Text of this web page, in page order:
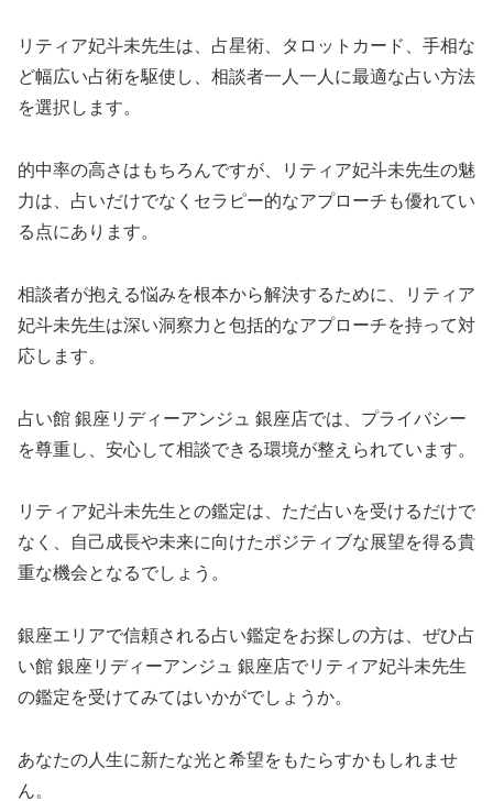
リティア妃斗未先生は、占星術、タロットカード、手相な
ど幅広い占術を駆使し、相談者一人一人に最適な占い方法
を選択します。
的中率の高さはもちろんですが、リティア妃斗未先生の魅
力は、占いだけでなくセラピー的なアプローチも優れてい
る点にあります。
相談者が抱える悩みを根本から解決するために、リティア
妃斗未先生は深い洞察力と包括的なアプローチを持って対
応します。
占い館 銀座リディーアンジュ 銀座店では、プライバシー
を尊重し、安心して相談できる環境が整えられています。
リティア妃斗未先生との鑑定は、ただ占いを受けるだけで
なく、自己成長や未来に向けたポジティブな展望を得る貴
重な機会となるでしょう。
銀座エリアで信頼される占い鑑定をお探しの方は、ぜひ占
い館 銀座リディーアンジュ 銀座店でリティア妃斗未先生
の鑑定を受けてみてはいかがでしょうか。
あなたの人生に新たな光と希望をもたらすかもしれませ
ん。